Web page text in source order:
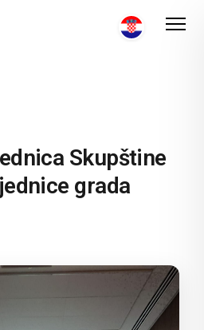
Skupštine
grada